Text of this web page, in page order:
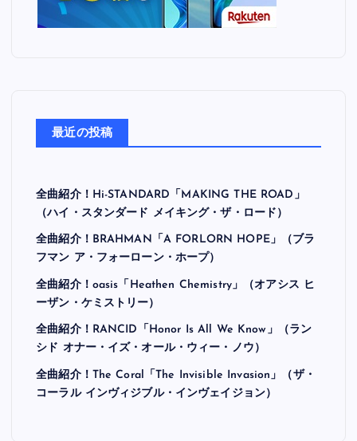
最近の投稿
全曲紹介！Hi-STANDARD「MAKING THE ROAD」
（ハイ・スタンダード メイキング・ザ・ロード）
全曲紹介！BRAHMAN「A FORLORN HOPE」（ブラ
フマン ア・フォーローン・ホープ）
全曲紹介！oasis「Heathen Chemistry」（オアシス ヒ
ーザン・ケミストリー）
全曲紹介！RANCID「Honor Is All We Know」（ラン
シド オナー・イズ・オール・ウィー・ノウ）
全曲紹介！The Coral「The Invisible Invasion」（ザ・
コーラル インヴィジブル・インヴェイジョン）